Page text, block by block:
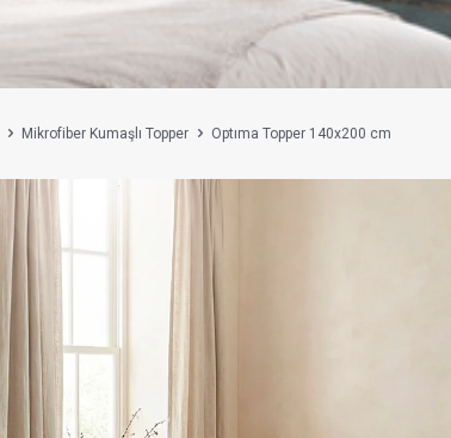
Mikrofiber Kumaşlı Topper Optıma Topper 140x200 cm